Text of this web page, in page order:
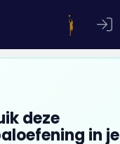
deze
in je